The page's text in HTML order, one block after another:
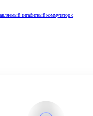
гигабитный коммутатор с